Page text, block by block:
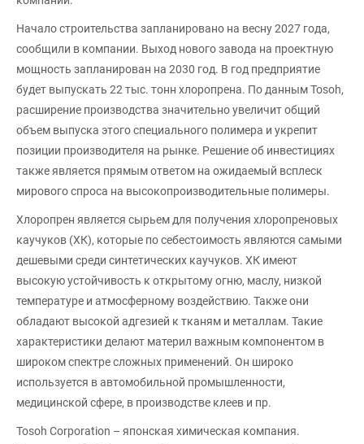
Начало строительства запланировано на весну 2027 года,
сообщили в компании. Выход нового завода на проектную
мощность запланирован на 2030 год. В год предприятие
будет выпускать 22 тыс. тонн хлоропрена. По данным Tosoh,
расширение производства значительно увеличит общий
объем выпуска этого специального полимера и укрепит
позиции производителя на рынке. Решение об инвестициях
также является прямым ответом на ожидаемый всплеск
мирового спроса на высокопроизводительные полимеры.
Хлоропрен является сырьем для получения хлоропреновых
каучуков (ХК), которые по себестоимость являются самыми
дешевыми среди синтетических каучуков. ХК имеют
высокую устойчивость к открытому огню, маслу, низкой
температуре и атмосферному воздействию. Также они
обладают высокой адгезией к тканям и металлам. Такие
характеристики делают материл важным компонентом в
широком спектре сложных применений. Он широко
используется в автомобильной промышленности,
медицинской сфере, в производстве клеев и пр.
Tosoh Corporation – японская химическая компания.